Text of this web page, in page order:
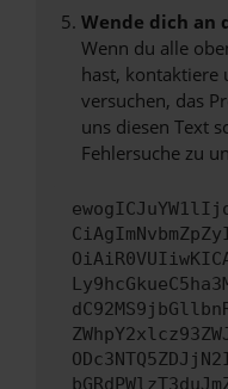
Wende dich an
Wenn du alle
hast, kontaktiere
versuchen, das
uns diesen Text
Fehlersuche zu